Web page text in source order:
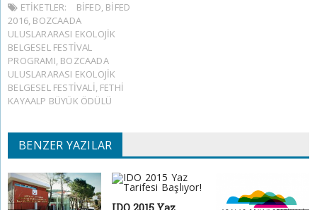
ETIKETLER:
BİFED, BİFED
2016, BOZCAADA
ULUSLARARASI EKOLOJIK
BELGESEL FESTIVAL
PROGRAMI, BOZCAADA
ULUSLARARASI EKOLOJIK
BELGESEL FESTIVALI, FETHI
KAYAALP BÜYÜK ÖDÜLÜ
BENZER YAZILAR